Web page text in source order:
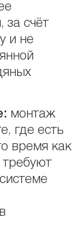
за счёт
и не
монтаж
где есть
время как
требуют